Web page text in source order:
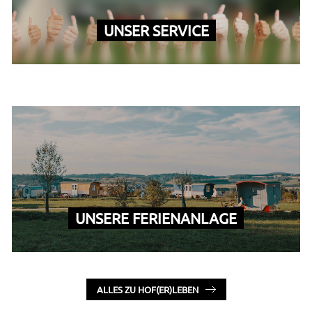
UNSER SERVICE
UNSERE FERIENANLAGE
ALLES ZU HOF(ER)LEBEN